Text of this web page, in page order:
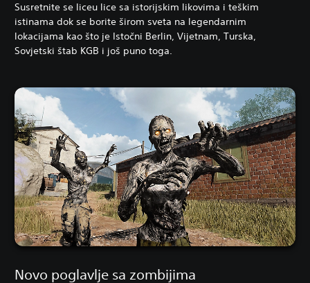
Susretnite se liceu lice sa istorijskim likovima i teškim
istinama dok se borite širom sveta na legendarnim
lokacijama kao što je Istočni Berlin, Vijetnam, Turska,
Sovjetski štab KGB i još puno toga.
Novo poglavlje sa zombijima